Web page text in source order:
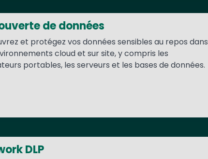
de données
et protégez vos données sensibles au repos dans
cloud et sur site, y compris les
portables, les serveurs et les bases de données.
DLP